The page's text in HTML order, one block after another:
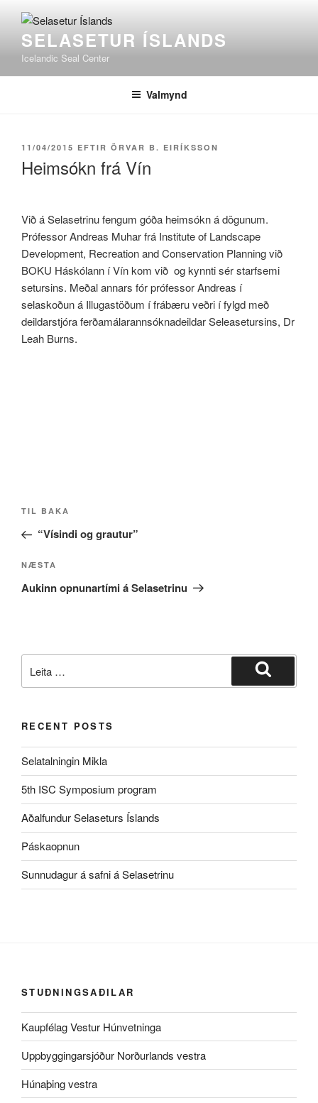
SELASETUR ÍSLANDS
Icelandic Seal Center
Valmynd
BIRT
11/04/2015 EFTIR ÖRVAR B. EIRÍKSSON
Heimsókn frá Vín
Við á Selasetrinu fengum góða heimsókn á dögunum.
Prófessor Andreas Muhar frá Institute of Landscape
Development, Recreation and Conservation Planning við
BOKU Háskólann í Vín kom við og kynnti sér starfsemi
setursins. Meðal annars fór prófessor Andreas í
selaskoðun á Illugastöðum í frábæru veðri í fylgd með
deildarstjóra ferðamálarannsóknadeildar Seleasetursins, Dr
Leah Burns.
Post
Fyrri
færsla
TIL BAKA
“Vísindi og grautur”
Næsta
færsla
NÆSTA
Aukinn opnunartími á Selasetrinu
eftir:
Leita
RECENT POSTS
Selatalningin Mikla
5th ISC Symposium program
Aðalfundur Selaseturs Íslands
Páskaopnun
Sunnudagur á safni á Selasetrinu
STUÐNINGSAÐILAR
Kaupfélag Vestur Húnvetninga
Uppbyggingarsjóður Norðurlands vestra
Húnaþing vestra